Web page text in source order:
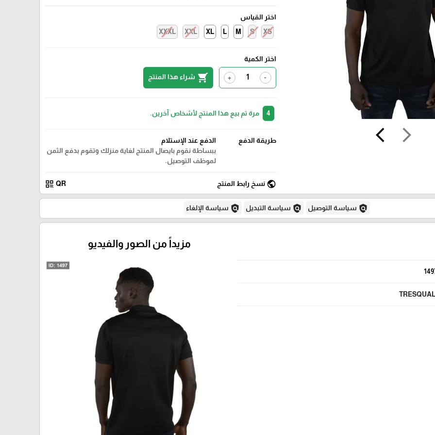
arrow_forward_ios
arrow_back_ios
اختر القياس
XS
S
M
L
XL
XXL
XXXL
اختر الكمية
-
+
shopping_cart شراء هذا المنتج
4 مرة تم بيع هذا المنتج لأشخاص آخرين.
طريقة الدفع
الدفع عند الإستلام
ببساطة نقوم بايصال المنتج لغاية منزلك وتقوم بدفع الثمن
لموظف التوصيل.
public نسخ رابط المنتج QR
qr_code
policy سياسة التوصيل policy سياسة التبديل policy سياسة الإلغاء
TRESQUALI
مزيداً من الصور والفيديو